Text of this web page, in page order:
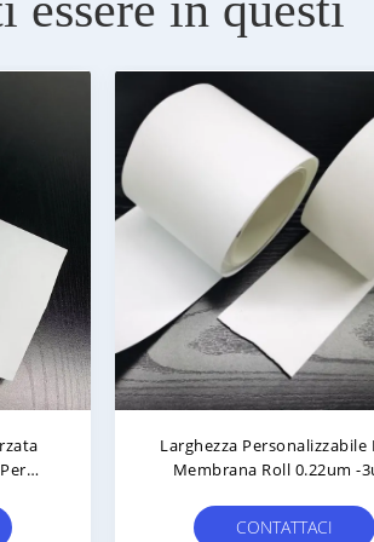
0.22μm 0,45μm 1μm
Membrana PTFE
CONTATTACI